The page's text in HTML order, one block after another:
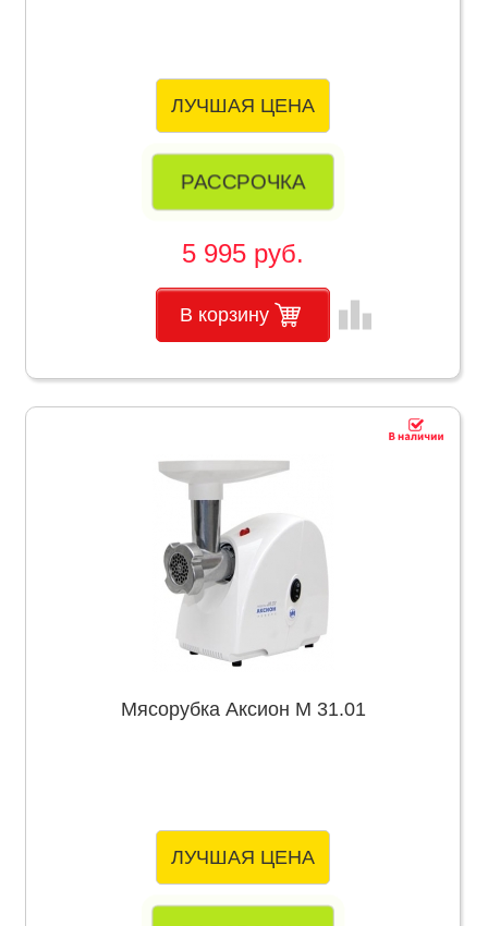
ЛУЧШАЯ ЦЕНА
РАССРОЧКА
5 995 руб.
В корзину leaderboard
Мясорубка Аксион М 31.01
ЛУЧШАЯ ЦЕНА